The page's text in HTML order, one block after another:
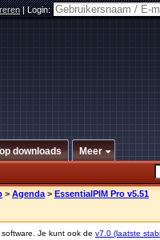
|Login:
downloads Meer
> Agenda > EssentialPIM Pro v5.51
Je kunt ook de v7.0 (laatste